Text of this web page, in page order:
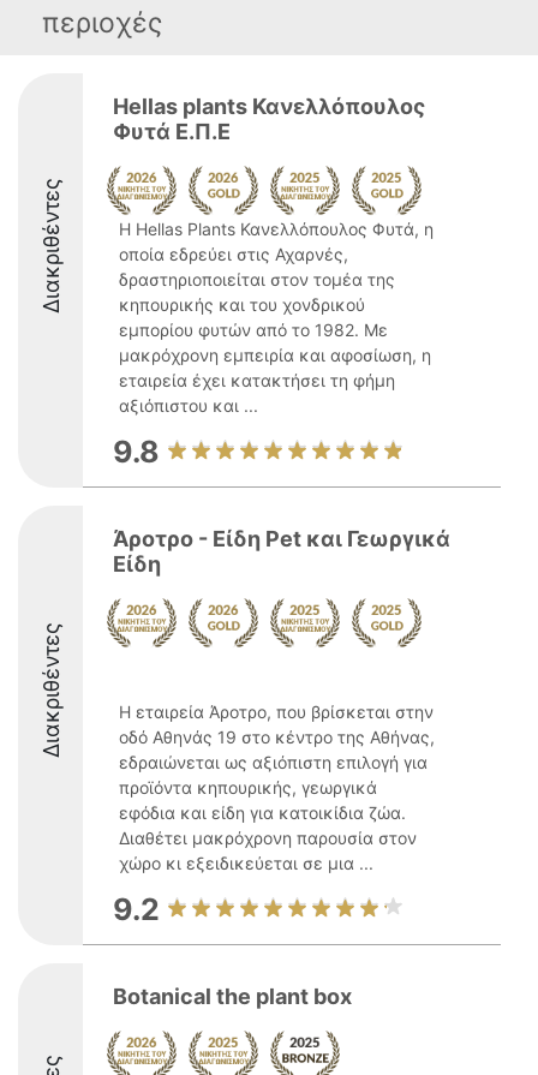
περιοχές
Διακριθέντες
Hellas plants Κανελλόπουλος
Φυτά Ε.Π.Ε
Η Hellas Plants Κανελλόπουλος Φυτά, η
οποία εδρεύει στις Αχαρνές,
δραστηριοποιείται στον τομέα της
κηπουρικής και του χονδρικού
εμπορίου φυτών από το 1982. Με
μακρόχρονη εμπειρία και αφοσίωση, η
εταιρεία έχει κατακτήσει τη φήμη
αξιόπιστου και ...
9.8
Διακριθέντες
Άροτρο - Είδη Pet και Γεωργικά
Είδη
Η εταιρεία Άροτρο, που βρίσκεται στην
οδό Αθηνάς 19 στο κέντρο της Αθήνας,
εδραιώνεται ως αξιόπιστη επιλογή για
προϊόντα κηπουρικής, γεωργικά
εφόδια και είδη για κατοικίδια ζώα.
Διαθέτει μακρόχρονη παρουσία στον
χώρο κι εξειδικεύεται σε μια ...
9.2
Botanical the plant box